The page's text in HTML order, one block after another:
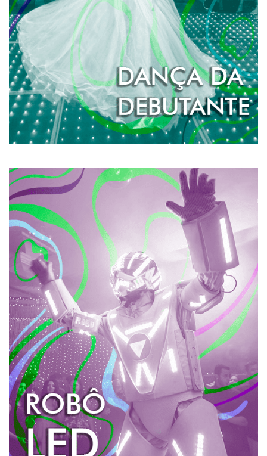
ser especial. E deve chamar a atenção de todos para
você: menina mulher.
SAIBA MAIS
ROBÔ DE LED
O Robô de LED é a atração ideal para deixar
inesquecível a pista de dança da sua festa. Todos vão
querer dançar e tirar fotos com um de nossos Robôzões
de LED.
Com mais de 2 metros e vinte de altura o Robô de LED
chega na pista causando impacto, não tem como ele
passar despercebido!
Um robô gigante que dança, é iluminado e solta
fumaça. É muito irado. A hora do robô é um agito só!
SAIBA MAIS